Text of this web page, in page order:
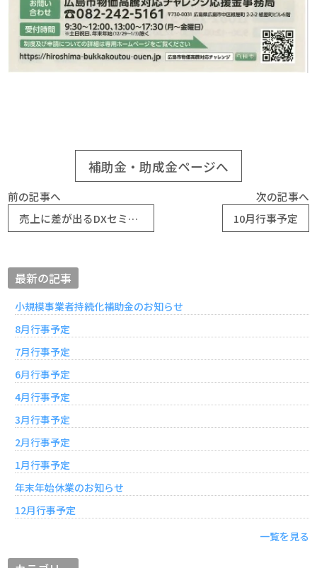
補助金・助成金ページへ
前の記事へ
売上に差が出るDXセミナー
次の記事へ
10月行事予定
最新の記事
小規模事業者持続化補助金のお知らせ
8月行事予定
7月行事予定
6月行事予定
4月行事予定
3月行事予定
2月行事予定
1月行事予定
年末年始休業のお知らせ
12月行事予定
一覧を見る